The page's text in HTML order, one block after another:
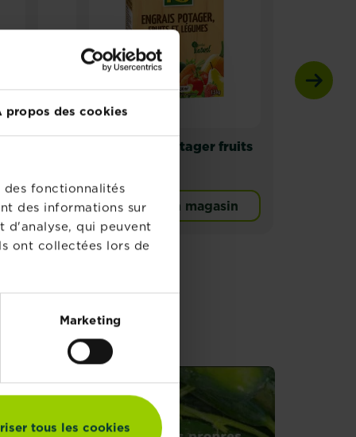
propos des cookies
fonctionnalités
des informations sur
d'analyse, qui peuvent
ont collectées lors de
Marketing
tous les cookies
granulés
KB engrais potager fruits
Trouver un magasin